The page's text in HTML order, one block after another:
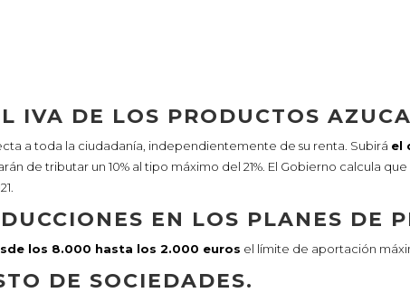
IVA DE LOS PRODUCTOS
a toda la ciudadanía, independientemente de su renta. Subirá el
de tributar un 10% al tipo máximo del 21%. El Gobierno calcula que
EN LOS PLANES DE
los 8.000 hasta los 2.000 euros el límite de aportación
DE SOCIEDADES.